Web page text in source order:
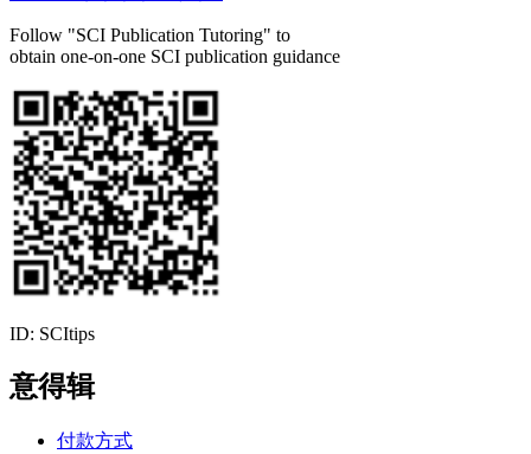
Follow "SCI Publication Tutoring" to
obtain one-on-one SCI publication guidance
ID: SCItips
意得辑
付款方式